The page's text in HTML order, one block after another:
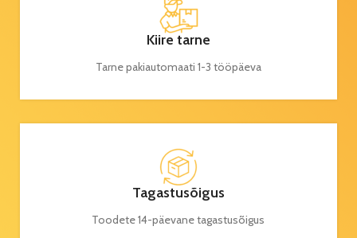
Kiire tarne
Tarne pakiautomaati 1-3 tööpäeva
Tagastusõigus
Toodete 14-päevane tagastusõigus